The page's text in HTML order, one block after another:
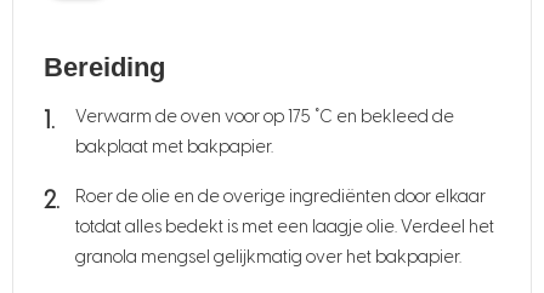
Bereiding
Verwarm de oven voor op 175 ˚C en bekleed de
bakplaat met bakpapier.
Roer de olie en de overige ingrediënten door elkaar
totdat alles bedekt is met een laagje olie. Verdeel het
granola mengsel gelijkmatig over het bakpapier.